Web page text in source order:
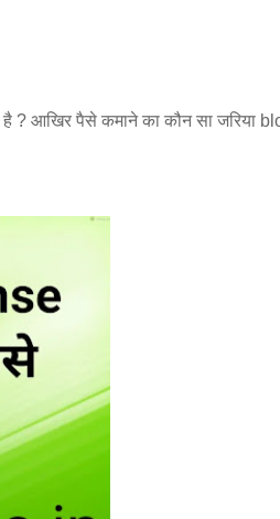
? आखिर पैसे कमाने का कौन सा